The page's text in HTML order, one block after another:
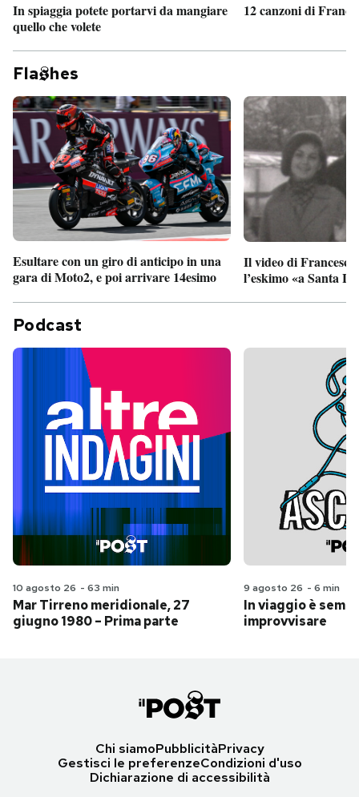
In spiaggia potete portarvi da mangiare
quello che volete
12 canzoni di
Fla hes
Esultare con un giro di anticipo in una
gara di Moto2, e poi arrivare 14esimo
Il video di
l’eskimo «a Santa
Podcast
10 agosto 26 - 63 min
Mar Tirreno meridionale, 27
giugno 1980 – Prima parte
9 agosto 26 - 6 min
In viaggio è
improvvisare
Chi siamoPubblicitàPrivacy
Gestisci le preferenzeCondizioni d'uso
Dichiarazione di accessibilità